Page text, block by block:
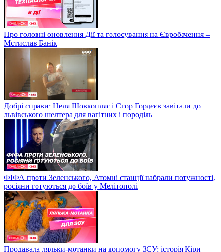
Про головні оновлення Дії та голосування на Євробачення –
Мстислав Банік
Добрі справи: Неля Шовкопляс і Єгор Гордєєв завітали до
львівського шелтера для вагітних і породіль
ФІФА проти Зеленського, Атомні станції набрали потужності,
росіяни готуються до боїв у Мелітополі
Продавала ляльки-мотанки на допомогу ЗСУ: історія Кіри